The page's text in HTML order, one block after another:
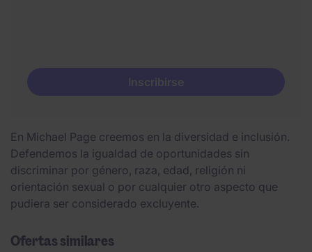
Inscribirse
En Michael Page creemos en la diversidad e inclusión.
Defendemos la igualdad de oportunidades sin
discriminar por género, raza, edad, religión ni
orientación sexual o por cualquier otro aspecto que
pudiera ser considerado excluyente.
Ofertas similares